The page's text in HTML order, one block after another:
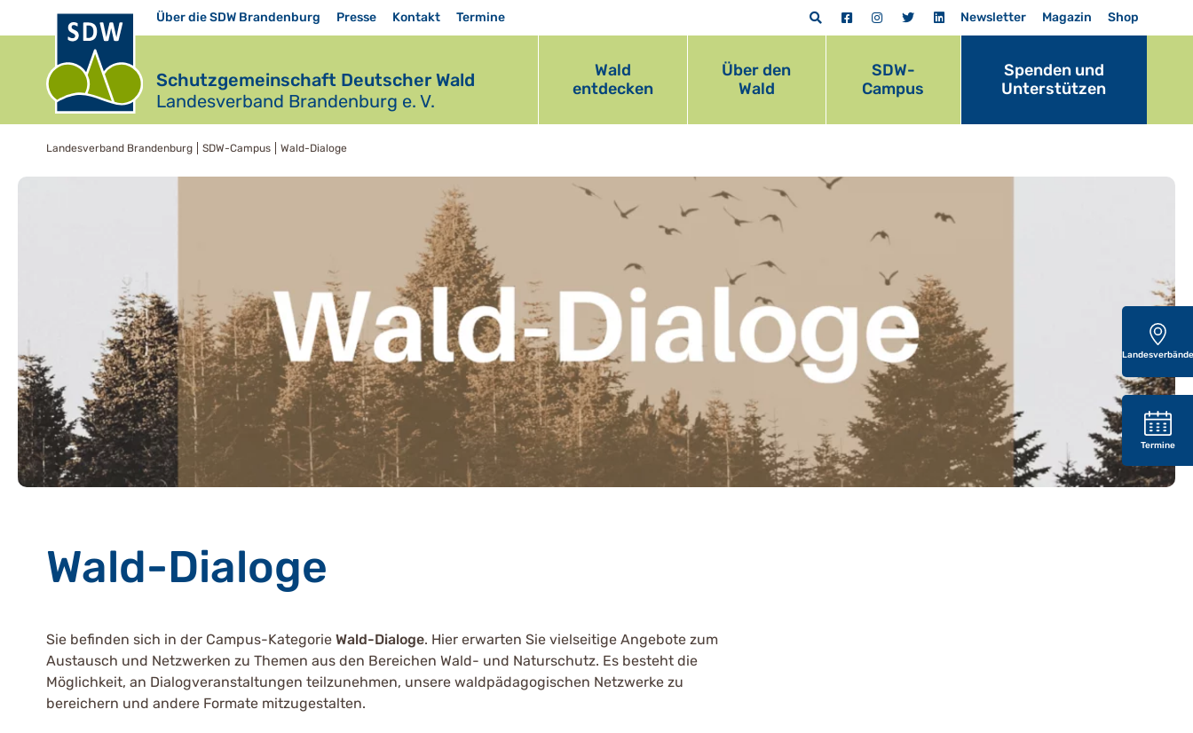
Über die SDW Brandenburg Presse Kontakt Termine Newsletter Magazin Shop
Schutzgemeinschaft Deutscher Wald
Landesverband Brandenburg e. V.
Wald
entdecken
Über den
Wald
SDW-
Campus
Spenden und
Unterstützen
Landesverband Brandenburg SDW-Campus Wald-Dialoge
Wald-Dialoge
Sie befinden sich in der Campus-Kategorie Wald-Dialoge. Hier erwarten Sie vielseitige Angebote zum
Austausch und Netzwerken zu Themen aus den Bereichen Wald- und Naturschutz. Es besteht die
Möglichkeit, an Dialogveranstaltungen teilzunehmen, unsere waldpädagogischen Netzwerke zu
bereichern und andere Formate mitzugestalten.
Landesverbände
Termine